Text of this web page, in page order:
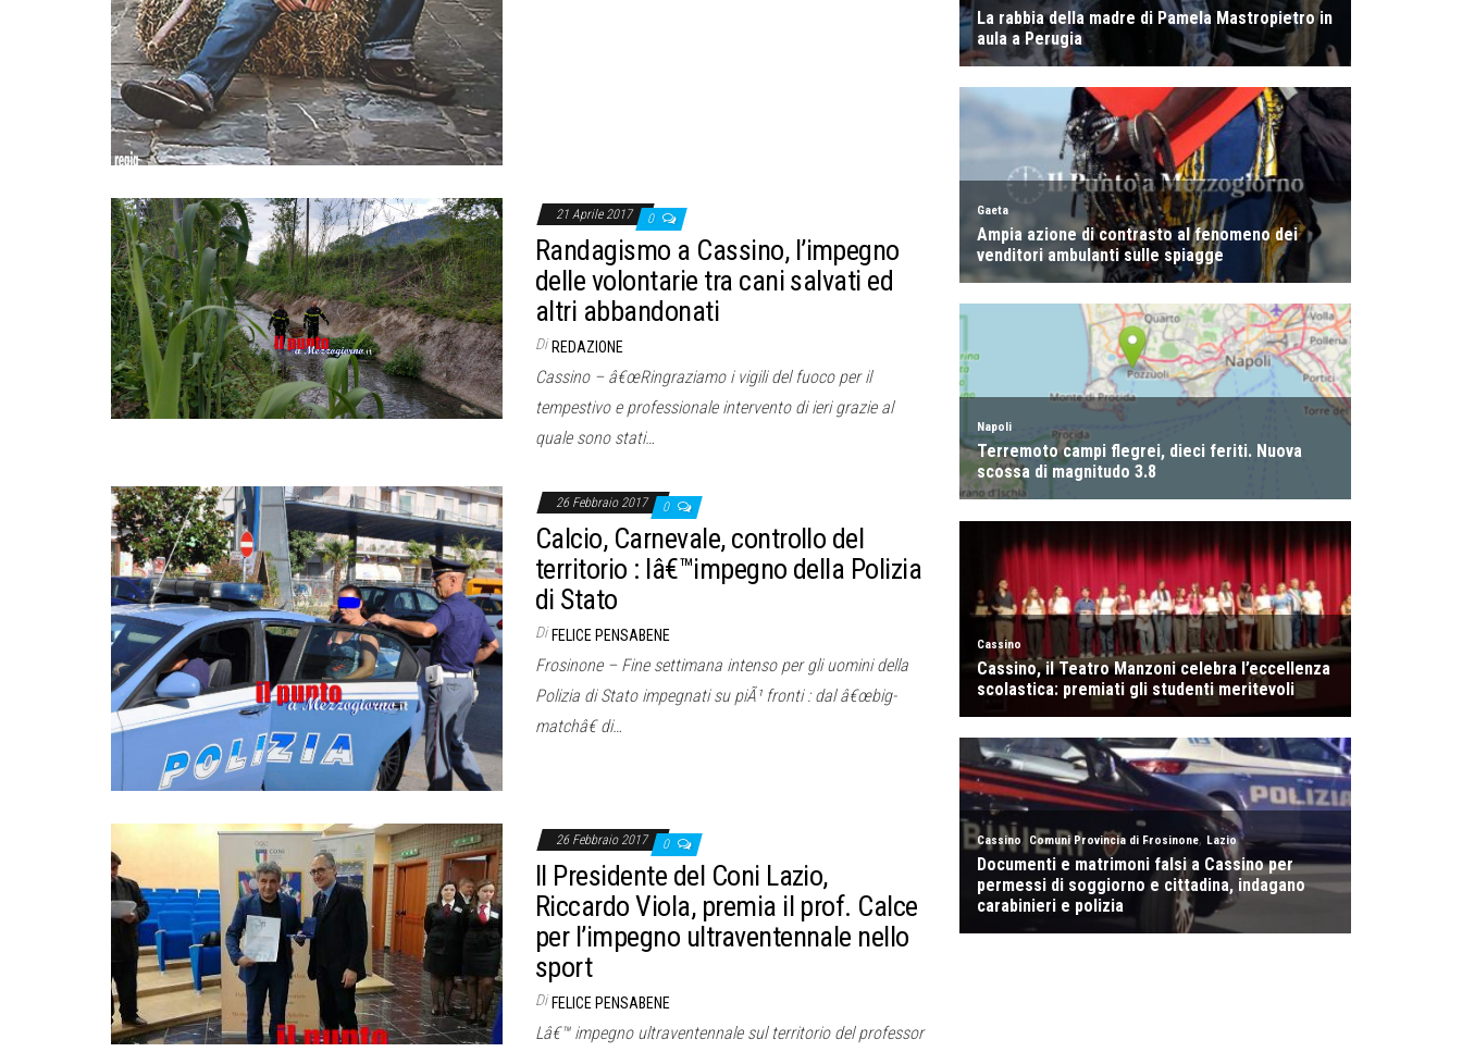
21 Aprile 2017 0
Randagismo a Cassino, l’impegno
delle volontarie tra cani salvati ed
altri abbandonati
Di REDAZIONE
Cassino – â€œRingraziamo i vigili del fuoco per il
tempestivo e professionale intervento di ieri grazie al
quale sono stati…
26 Febbraio 2017 0
Calcio, Carnevale, controllo del
territorio : lâ€™impegno della Polizia
di Stato
Di FELICE PENSABENE
Frosinone – Fine settimana intenso per gli uomini della
Polizia di Stato impegnati su piÃ¹ fronti : dal â€œbig-
matchâ€ di…
26 Febbraio 2017 0
Il Presidente del Coni Lazio,
Riccardo Viola, premia il prof. Calce
per l’impegno ultraventennale nello
sport
Di FELICE PENSABENE
Lâ€™ impegno ultraventennale sul territorio del professor